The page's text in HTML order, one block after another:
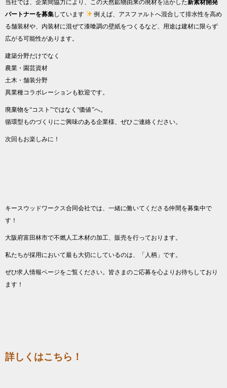
当社では、企業間協力により、この天然鉱物由来の廃材を活かした新素材開発
パートナーを募集しています
例えば、アスファルトへ混合して排水性を高め
る舗装材や、内装材に混ぜて漆喰調の壁紙をつくるなど、用途は建材に限らず
広がる可能性があります。
建築分野だけでなく
農業・園芸資材
土木・舗装分野
異業種コラボレーションも歓迎です。
廃棄物を“コスト”ではなく“価値”へ。
循環型ものづくりにご興味のある企業様、ぜひご連絡ください。
次回もお楽しみに！
キースウッドワークス合同会社では、一緒に働いてくださる仲間を募集中で
す！
大阪府富田林市で不燃人工木材の加工、販売を行っております。
私たちが採用において最も大切にしているのは、「人柄」です。
ぜひ求人情報ページをご覧ください。皆さまのご応募を心よりお待ちしており
ます！
詳しくはこちら！